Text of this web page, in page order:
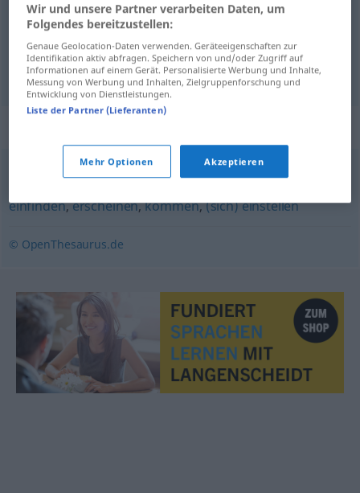
постављати aufschlagen
ударати(auf AKK о AKK) aufschlagenaufprallen
eintreffen,antreten,ankommen,auftreten,(sich)
einfinden,erscheinen,kommen,(sich) einstellen
© OpenThesaurus.de
Wir und unsere Partner verarbeiten Daten, um
Folgendes bereitzustellen:
Genaue Geolocation-Daten verwenden. Geräteeigenschaften zur
Identifikation aktiv abfragen. Speichern von und/oder Zugriff auf
Informationen auf einem Gerät. Personalisierte Werbung und Inhalte,
Messung von Werbung und Inhalten, Zielgruppenforschung und
Entwicklung von Dienstleistungen.
Liste der Partner (Lieferanten)
Mehr Optionen Akzeptieren